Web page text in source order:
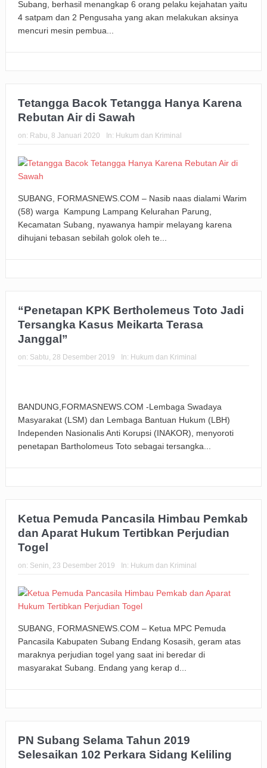
Subang, berhasil menangkap 6 orang pelaku kejahatan yaitu
4 satpam dan 2 Pengusaha yang akan melakukan aksinya
mencuri mesin pembua...
Tetangga Bacok Tetangga Hanya Karena
Rebutan Air di Sawah
on: Rabu, 8 Januari 2020 In: Hukum dan Kriminal
SUBANG, FORMASNEWS.COM – Nasib naas dialami Warim
(58) warga Kampung Lampang Kelurahan Parung,
Kecamatan Subang, nyawanya hampir melayang karena
dihujani tebasan sebilah golok oleh te...
“Penetapan KPK Bertholemeus Toto Jadi
Tersangka Kasus Meikarta Terasa
Janggal”
on: Sabtu, 28 Desember 2019 In: Hukum dan Kriminal
BANDUNG,FORMASNEWS.COM -Lembaga Swadaya
Masyarakat (LSM) dan Lembaga Bantuan Hukum (LBH)
Independen Nasionalis Anti Korupsi (INAKOR), menyoroti
penetapan Bartholomeus Toto sebagai tersangka...
Ketua Pemuda Pancasila Himbau Pemkab
dan Aparat Hukum Tertibkan Perjudian
Togel
on: Senin, 23 Desember 2019 In: Hukum dan Kriminal
SUBANG, FORMASNEWS.COM – Ketua MPC Pemuda
Pancasila Kabupaten Subang Endang Kosasih, geram atas
maraknya perjudian togel yang saat ini beredar di
masyarakat Subang. Endang yang kerap d...
PN Subang Selama Tahun 2019
Selesaikan 102 Perkara Sidang Keliling